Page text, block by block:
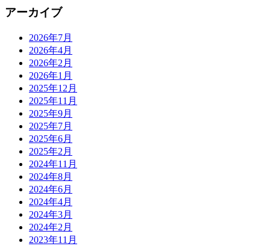
アーカイブ
2026年7月
2026年4月
2026年2月
2026年1月
2025年12月
2025年11月
2025年9月
2025年7月
2025年6月
2025年2月
2024年11月
2024年8月
2024年6月
2024年4月
2024年3月
2024年2月
2023年11月